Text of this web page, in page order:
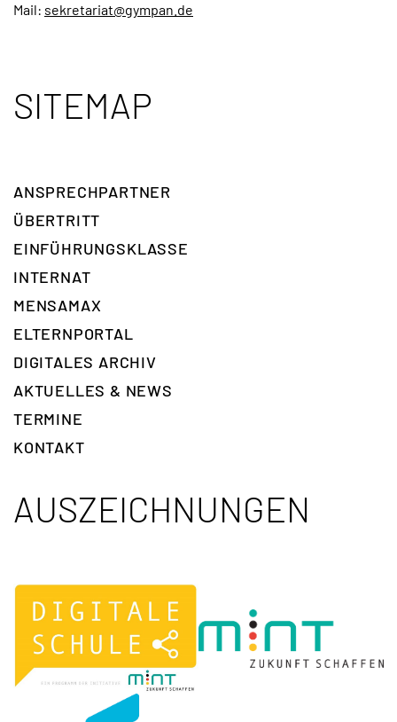
Mail: sekretariat@gympan.de
SITEMAP
ANSPRECH­PARTNER
ÜBERTRITT
EINFÜHRUNGSKLASSE
INTERNAT
MENSAMAX
ELTERNPORTAL
DIGITALES ARCHIV
AKTUELLES & NEWS
TERMINE
KONTAKT
AUSZEICHNUNGEN